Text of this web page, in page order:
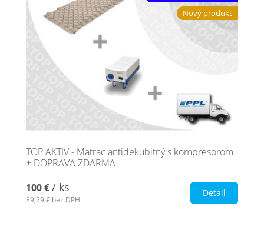
Nový produkt
TOP AKTIV - Matrac antidekubitný s kompresorom
+ DOPRAVA ZDARMA
100 €/ ks
89,29 € bez DPH
Detail